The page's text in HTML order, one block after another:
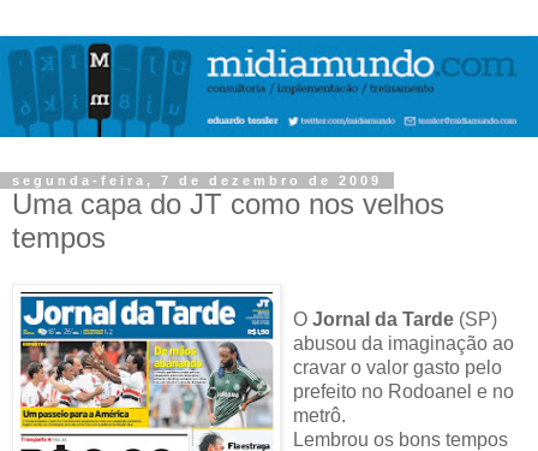
segunda-feira, 7 de dezembro de 2009
Uma capa do JT como nos velhos
tempos
O Jornal da Tarde (SP)
abusou da imaginação ao
cravar o valor gasto pelo
prefeito no Rodoanel e no
metrô.
Lembrou os bons tempos